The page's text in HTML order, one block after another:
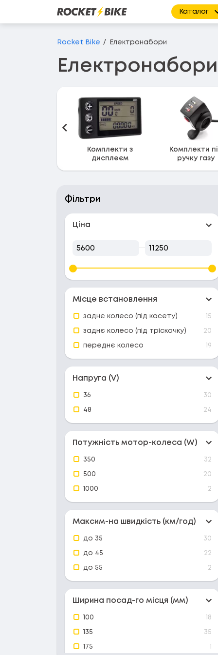
Каталог
Перейти до основного вмісту
Rocket Bike Електронабори
Комплекти з
дисплеєм
Комплекти
ручку газу
Назад
Фільтри
Ціна
Від До
Місце встановлення
заднє колесо (під касету) 15
заднє колесо (під тріскачку) 20
переднє колесо 19
Напруга (V)
36 30
48 24
Потужність мотор-колеса (W)
350 32
500 20
1000 2
Максим-на швидкість (км/год)
до 35 30
до 45 22
до 55 2
Ширина посад-го місця (мм)
100 18
135 35
175